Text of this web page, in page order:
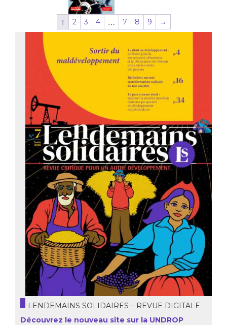
1 2 3 4 … 7 8 9 →
LENDEMAINS SOLIDAIRES – REVUE DIGITALE
Découvrez le nouveau site sur la UNDROP